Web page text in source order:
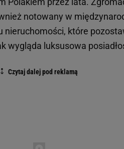
notowany w
nieruchomości, które
wygląda luksusowa